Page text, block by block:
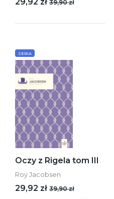
39,90 zł
SERIA
Oczy z Rigela tom III
Roy Jacobsen
29,92 zł 39,90 zł